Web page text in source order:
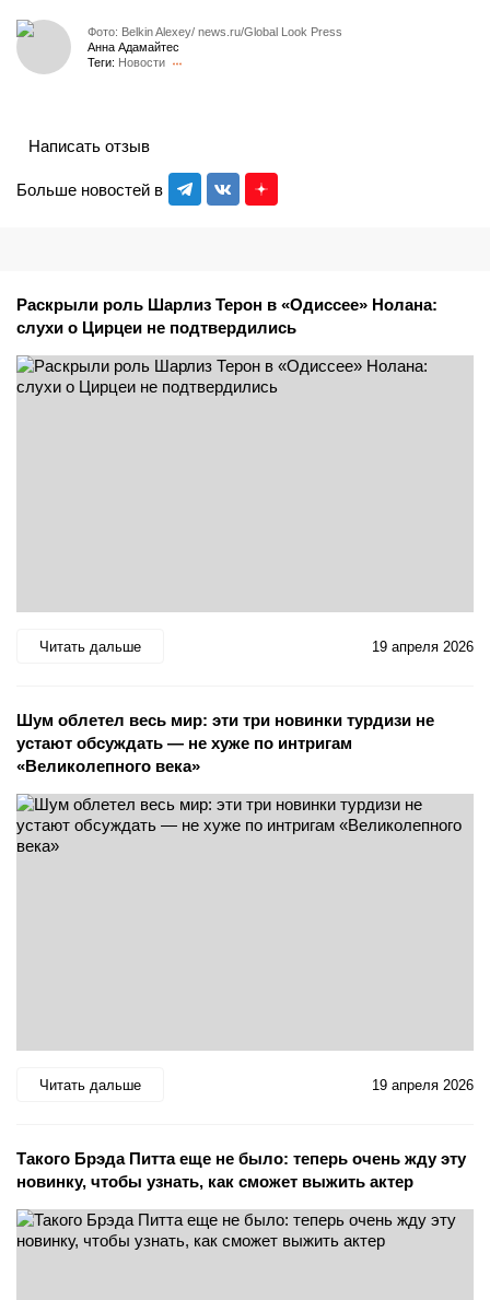
Фото: Belkin Alexey/ news.ru/Global Look Press
Анна Адамайтес
Теги: Новости
Больше новостей в
Написать отзыв
Раскрыли роль Шарлиз Терон в «Одиссее» Нолана:
слухи о Цирцеи не подтвердились
Читать дальше 19 апреля 2026
Шум облетел весь мир: эти три новинки турдизи не
устают обсуждать — не хуже по интригам
«Великолепного века»
Читать дальше 19 апреля 2026
Такого Брэда Питта еще не было: теперь очень жду эту
новинку, чтобы узнать, как сможет выжить актер